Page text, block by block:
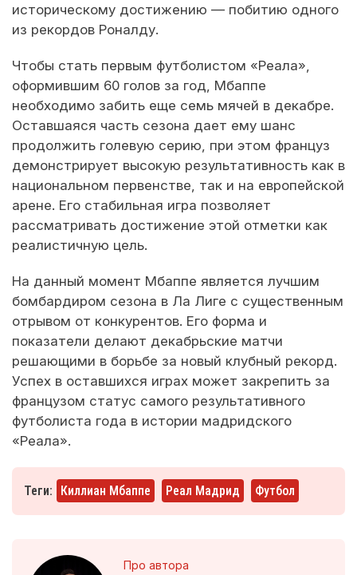
историческому достижению — побитию одного
из рекордов Роналду.
Чтобы стать первым футболистом «Реала»,
оформившим 60 голов за год, Мбаппе
необходимо забить еще семь мячей в декабре.
Оставшаяся часть сезона дает ему шанс
продолжить голевую серию, при этом француз
демонстрирует высокую результативность как в
национальном первенстве, так и на европейской
арене. Его стабильная игра позволяет
рассматривать достижение этой отметки как
реалистичную цель.
На данный момент Мбаппе является лучшим
бомбардиром сезона в Ла Лиге с существенным
отрывом от конкурентов. Его форма и
показатели делают декабрьские матчи
решающими в борьбе за новый клубный рекорд.
Успех в оставшихся играх может закрепить за
французом статус самого результативного
футболиста года в истории мадридского
«Реала».
Теги: Киллиан Мбаппе Реал Мадрид Футбол
Про автора